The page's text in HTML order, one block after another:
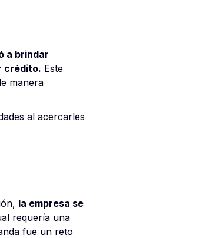
a brindar
crédito. Este
manera
al acercarles
la empresa se
requería una
fue un reto